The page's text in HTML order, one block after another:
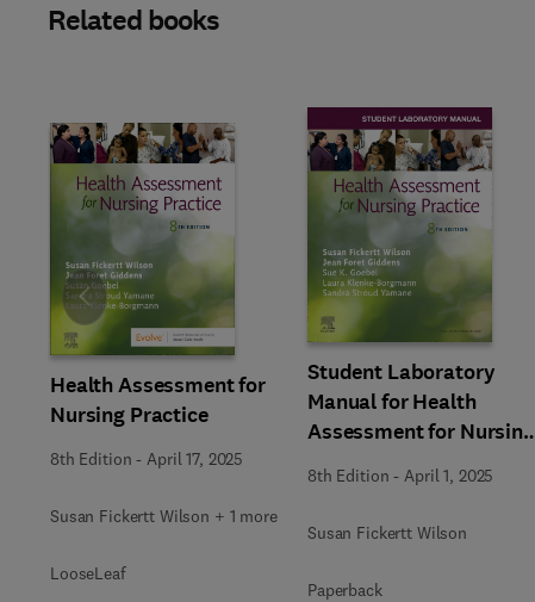
Related books
Health Assessment for
Nursing Practice
8th Edition -April 17, 2025
Susan Fickertt Wilson + 1 more
LooseLeaf
Student Laboratory
Manual for Health
Assessment for Nursing
8th Edition - April 1, 2025
Susan Fickertt Wilson
Paperback
Slide